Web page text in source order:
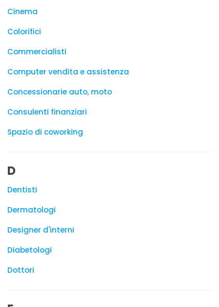
Cinema
Colorifici
Commercialisti
Computer vendita e assistenza
Concessionarie auto, moto
Consulenti finanziari
Spazio di coworking
D
Dentisti
Dermatologi
Designer d'interni
Diabetologi
Dottori